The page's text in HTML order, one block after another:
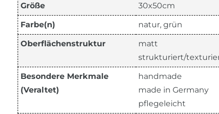
Größe 30x50cm
Farbe(n) natur, grün
Oberflächenstruktur
matt
strukturiert/
Besondere Merkmale
(Veraltet)
handmade
made in Germany
pflegeleicht